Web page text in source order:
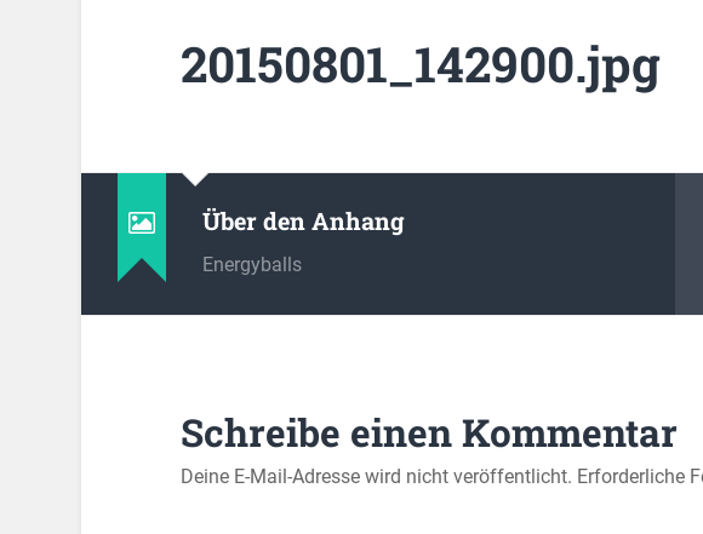
20150801_142900.jpg
Über den Anhang
Energyballs
Schreibe einen Kommentar
Deine E-Mail-Adresse wird nicht veröffentlicht. Erforderliche